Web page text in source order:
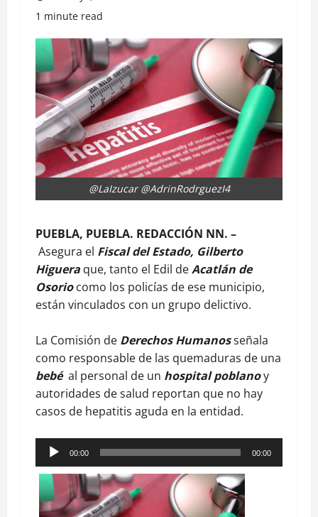
1 minute read
@LaIzucar @AdrinRodrguezI4
PUEBLA, PUEBLA. REDACCIÓN NN. –
Asegura el Fiscal del Estado, Gilberto
Higuera que, tanto el Edil deAcatlán de
Osoriocomo los policías de ese municipio,
están vinculados con un grupo delictivo.
La Comisión de Derechos Humanosseñala
como responsable de las quemaduras de una
bebéal personal de un hospital poblanoy
autoridades de salud reportan que no hay
casos de hepatitis aguda en la entidad.
Reproductor
de
audio
00:00 00:00